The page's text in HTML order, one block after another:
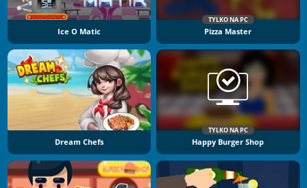
Ice O Matic
TYLKO NA PC
Pizza Master
Dream Chefs
TYLKO NA PC
Happy Burger Shop